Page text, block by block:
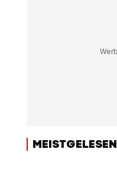
MEISTGELESEN